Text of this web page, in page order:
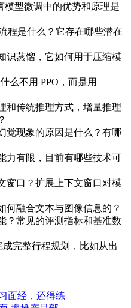
模型微调中的优势和原理是
程是什么？它存在哪些潜在
识蒸馏，它如何用于压缩模
么不用 PPO，而是用
和传统推理方式，增量推理
觉现象的原因是什么？有哪
力有限，目前有哪些技术可
窗口？扩展上下文窗口对模
何融合文本与图像信息的？
？常见的评测指标和基准数
完整行程规划，比如从出
面经，还得练